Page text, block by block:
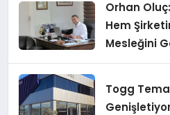
Orhan Oluç:
Hem
Mesleğini
Togg